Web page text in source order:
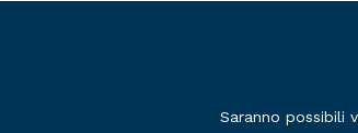
Saranno possibili